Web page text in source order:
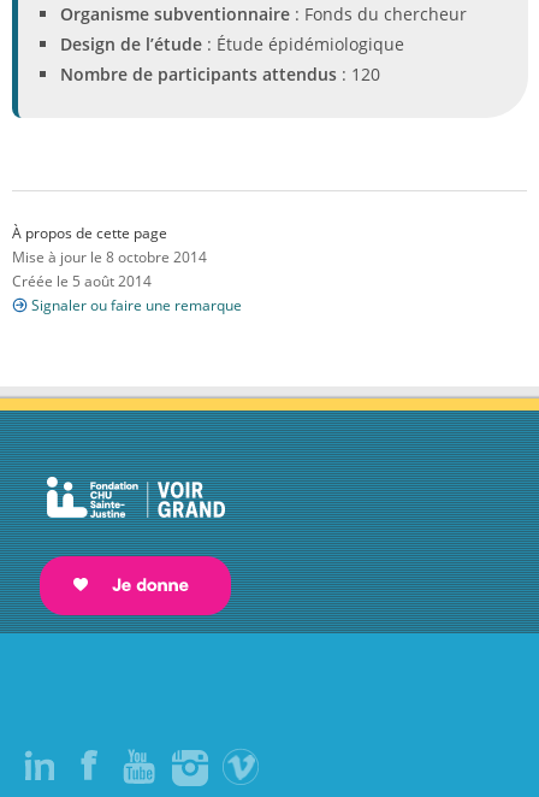
Organisme subventionnaire : Fonds du chercheur
Design de l’étude : Étude épidémiologique
Nombre de participants attendus : 120
À propos de cette page
Mise à jour le 8 octobre 2014
Créée le 5 août 2014
Signaler ou faire une remarque